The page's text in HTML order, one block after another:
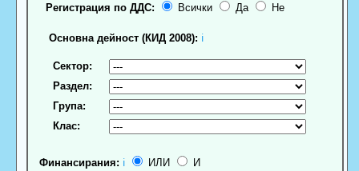
Регистрация по ДДС:
Всички Да Не
Основна дейност (КИД 2008): ℹ
Сектор:
Раздел:
Група:
Клас:
Финансирания: ℹ ИЛИ
И